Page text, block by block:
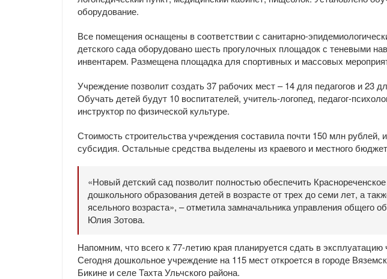
оборудование.
Все помещения оснащены в соответствии с санитарно-
детского сада оборудовано шесть прогулочных площадок с теневыми
инвентарем. Размещена площадка для спортивных и массовых
Учреждение позволит создать 37 рабочих мест – 14 для педагогов и 23
Обучать детей будут 10 воспитателей, учитель-логопед, педагог-
инструктор по физической культуре.
Стоимость строительства учреждения составила почти 150 млн
субсидия. Остальные средства выделены из краевого и местного
«Новый детский сад позволит полностью обеспечить
дошкольного образования детей в возрасте от трех до семи лет, а
ясельного возраста», – отметила замначальника управления общего
Юлия Зотова.
Напомним, что всего к 77-летию края планируется сдать в
Сегодня дошкольное учреждение на 115 мест откроется в городе
Бикине и селе Тахта Ульчского района.